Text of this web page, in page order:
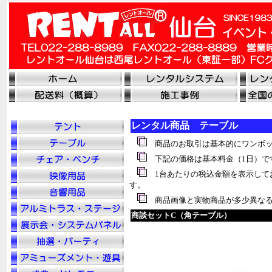
レンタル商品 テーブル
商品のお取引は基本的にワンボ
下記の価格は基本料金（1日）で
1台あたりの税込金額を表示して
す。
商品画像と実物商品が多少異な
商談セットC（角テーブル）